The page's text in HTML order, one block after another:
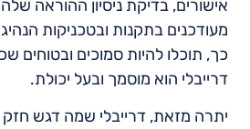
אישורים, בדיקת ניסיון ההוראה
מעודכנים בתקנות ובטכניקות
כך, תוכלו להיות סמוכים ובטוחים
דרייבלי הוא מוסמך ובעל יכולת.
יתרה מזאת, דרייבלי שמה דגש